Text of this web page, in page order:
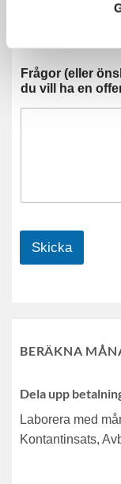
Frågor (eller
du vill ha en
Skicka
BERÄKNA
Dela upp
Laborera med
Kontantinsats,